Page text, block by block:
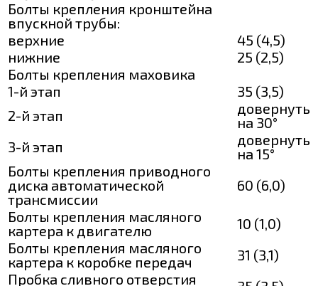
Болты крепления кронштейна
впускной трубы:
верхние
45 (4,5)
нижние
25 (2,5)
Болты крепления маховика
1-й этап
35 (3,5)
2-й этап
довернуть
на 30°
3-й этап
довернуть
на 15°
Болты крепления приводного
диска автоматической
трансмиссии
60 (6,0)
Болты крепления масляного
картера к двигателю
10 (1,0)
Болты крепления масляного
картера к коробке передач
31 (3,1)
Пробка сливного отверстия